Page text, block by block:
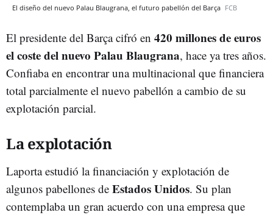
El diseño del nuevo Palau Blaugrana, el futuro pabellón del Barça FCB
El presidente del Barça cifró en 420 millones de euros
el coste del nuevo Palau Blaugrana, hace ya tres años.
Confiaba en encontrar una multinacional que financiera
total parcialmente el nuevo pabellón a cambio de su
explotación parcial.
La explotación
Laporta estudió la financiación y explotación de
algunos pabellones de Estados Unidos. Su plan
contemplaba un gran acuerdo con una empresa que